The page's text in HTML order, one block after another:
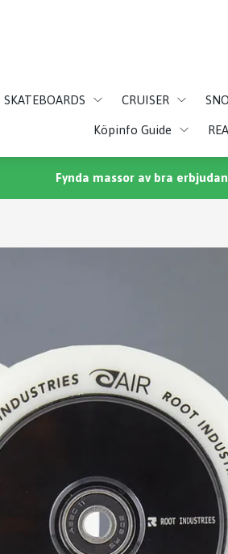
SKATEBOARDS CRUISER
Köpinfo Guide REA
Fynda massor av bra